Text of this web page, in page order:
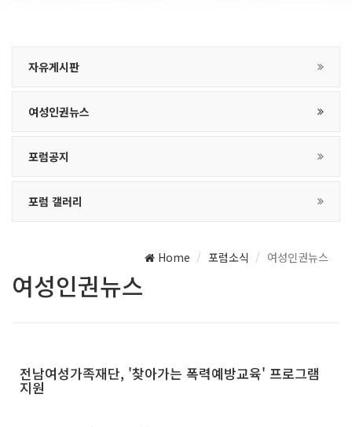
자유게시판
여성인권뉴스
포럼공지
포럼 갤러리
Home 포럼소식 여성인권뉴스
여성인권뉴스
전남여성가족재단, '찾아가는 폭력예방교육' 프로그램
지원